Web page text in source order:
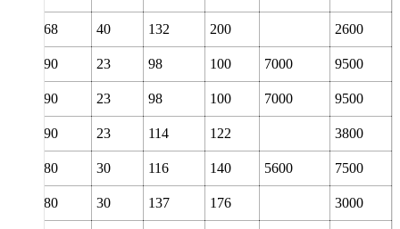
68 40 132 200 2600
90 23 98 100 7000 9500
90 23 98 100 7000 9500
90 23 114 122 3800
80 30 116 140 5600 7500
80 30 137 176 3000